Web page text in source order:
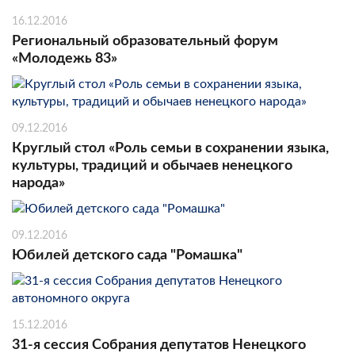
16.12.2016
Региональный образовательный форум
«Молодежь 83»
09.12.2016
Круглый стол «Роль семьи в сохранении языка,
культуры, традиций и обычаев ненецкого
народа»
09.12.2016
Юбилей детского сада "Ромашка"
15.12.2016
31-я сессия Собрания депутатов Ненецкого